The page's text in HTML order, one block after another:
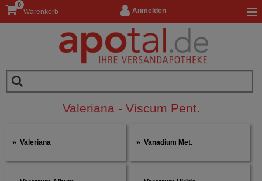
Anmelden
Warenkorb
0
Valeriana - Viscum Pent.
Valeriana Vanadium Met.